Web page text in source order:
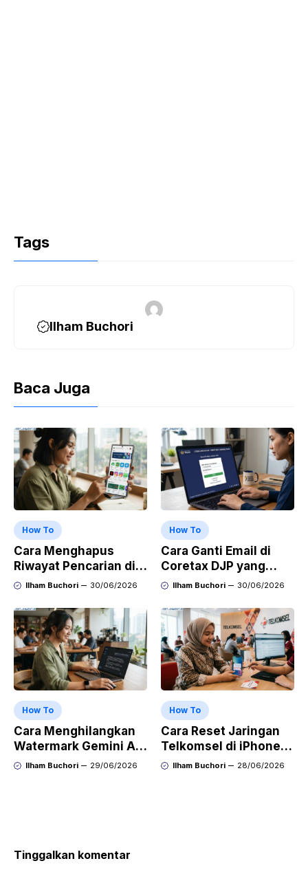
Tags
Ilham Buchori
Baca Juga
How To
Cara Menghapus
Riwayat Pencarian di
Play Store di HP
OPPO, dan Vivo
Ilham Buchori 30/06/2026
How To
Cara Ganti Email di
Coretax DJP yang
Sudah Tidak Aktif
Ilham Buchori 30/06/2026
How To
Cara Menghilangkan
Watermark Gemini AI
dengan Mudah Hasil
Ilham Buchori 29/06/2026
How To
Cara Reset Jaringan
Telkomsel di iPhone
agar Koneksi Stabil
Ilham Buchori 28/06/2026
Tinggalkan komentar